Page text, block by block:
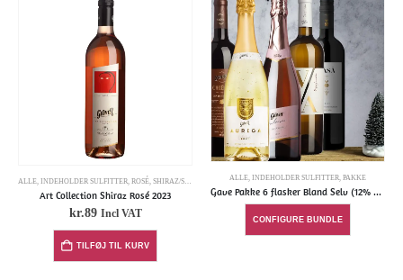
ALLE INDEHOLDER SULFITTER ROSÉ SHIRAZ/SYRAH
Art Collection Shiraz Rosé 2023
kr.89 Incl VAT
TILFØJ TIL KURV
ALLE INDEHOLDER SULFITTER PAKKE
Gave Pakke 6 flasker Bland Selv (12% Discount)
CONFIGURE BUNDLE